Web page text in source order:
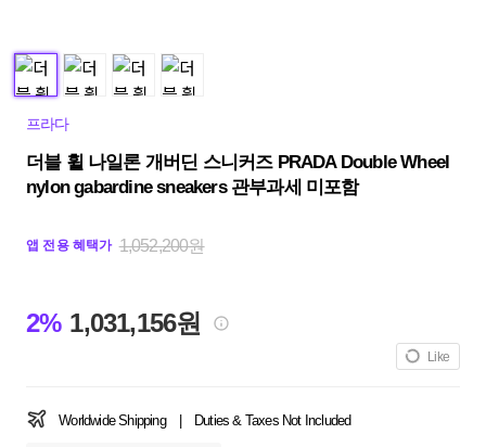
프라다
더블 휠 나일론 개버딘 스니커즈 PRADA Double Wheel
nylon gabardine sneakers 관부과세 미포함
앱 전용 혜택가 1,052,200원
2% 1,031,156원
Like
Worldwide Shipping Duties & Taxes Not Included